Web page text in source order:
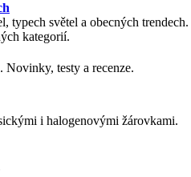
typech světel a obecných
kategorií.
testy a recenze.
i halogenovými žárovkami.